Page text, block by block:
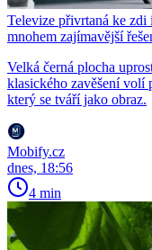
Televize přivrtaná ke zdi
mnohem zajímavější
Velká černá plocha
klasického zavěšení volí
který se tváří jako obraz.
Mobify.cz
dnes, 18:56
4 min